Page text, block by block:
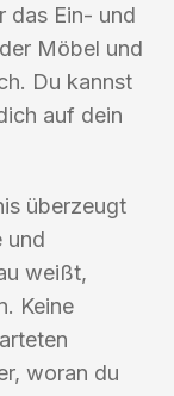
das Ein- und
Möbel und
Du kannst
auf dein
überzeugt
und
weißt,
Keine
woran du